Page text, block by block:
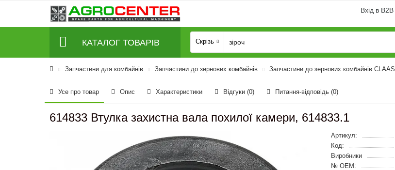
Вхід в B2B
КАТАЛОГ ТОВАРІВ Скрізь
Запчастини для комбайнів Запчастини до зернових комбайнів Запчастини до зернових комбайнів CLAAS
Усе про товар Опис Характеристики Відгуки (0) Питання-відповідь (0)
614833 Втулка захистна вала похилої камери, 614833.1
Артикул:
Код:
Виробники
№ OEM: